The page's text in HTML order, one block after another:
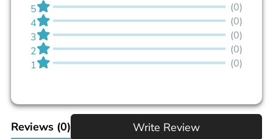
5
(0)
4
(0)
3
(0)
2
(0)
1
(0)
Reviews (0) Write Review